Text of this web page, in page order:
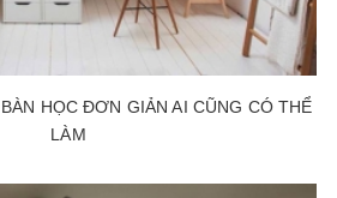
HỌC ĐƠN GIẢN AI CŨNG CÓ THỂ
LÀM